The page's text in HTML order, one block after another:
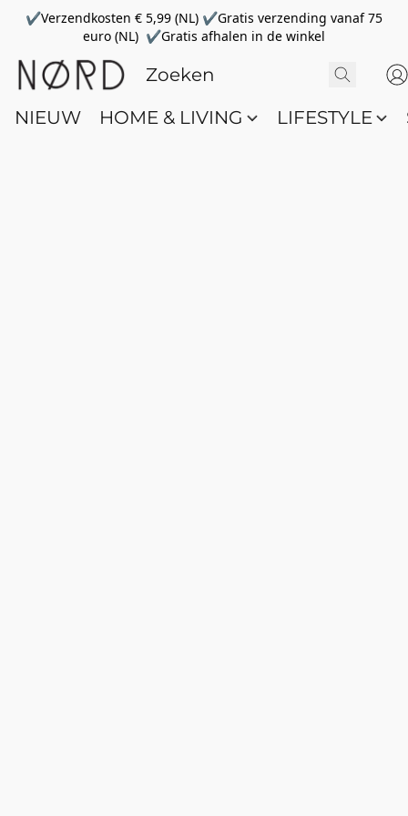
✔Verzendkosten € 5,99 (NL) ✔Gratis verzending vanaf 75
euro (NL) ✔Gratis afhalen in de winkel
NIEUW HOME & LIVING LIFESTYLE